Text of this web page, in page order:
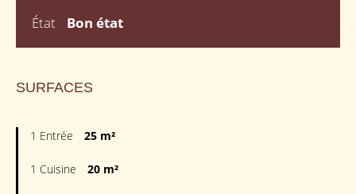
État
Bon état
SURFACES
1 Entrée 25 m²
1 Cuisine 20 m²